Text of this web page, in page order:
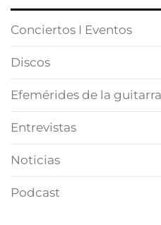
Conciertos I Eventos
Discos
Efemérides de la guitarra
Entrevistas
Noticias
Podcast